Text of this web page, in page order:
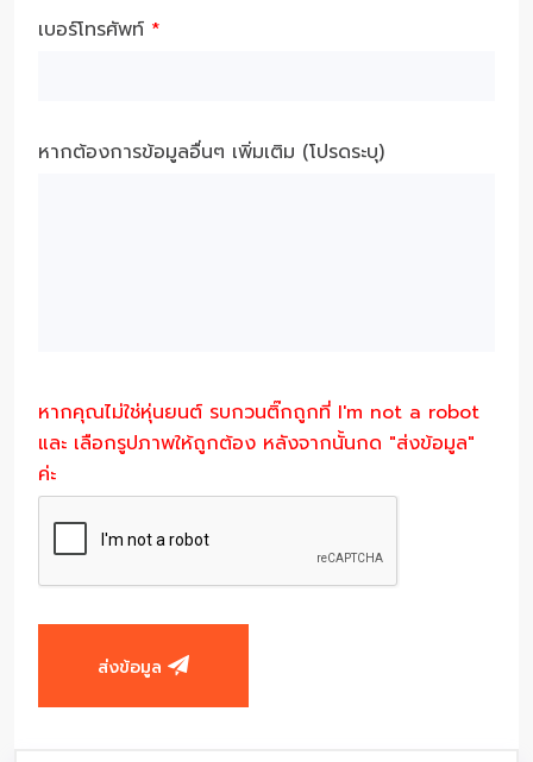
เบอร์โทรศัพท์ *
หากต้องการข้อมูลอื่นๆ เพิ่มเติม (โปรดระบุ)
หากคุณไม่ใช่หุ่นยนต์ รบกวนติ๊กถูกที่ I'm not a robot
และ เลือกรูปภาพให้ถูกต้อง หลังจากนั้นกด "ส่งข้อมูล"
ค่ะ
ส่งข้อมูล